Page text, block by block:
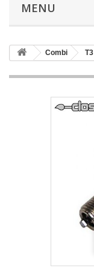
MENU
Combi T3